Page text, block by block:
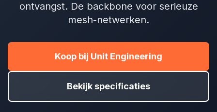
ontvangst. De backbone voor serieuze
mesh-netwerken.
Koop bij Unit Engineering
Bekijk specificaties